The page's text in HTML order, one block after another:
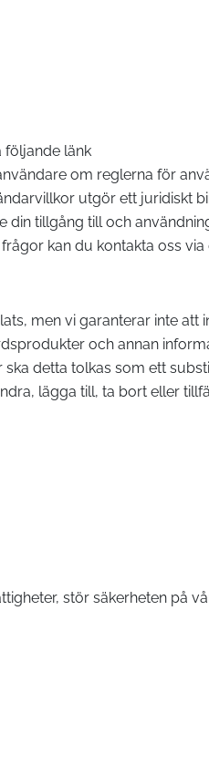
följande länk
om reglerna för
utgör ett juridiskt
din tillgång till och
kan du kontakta oss via
men vi garanterar inte att
och annan
detta tolkas som ett
lägga till, ta bort eller
stör säkerheten på